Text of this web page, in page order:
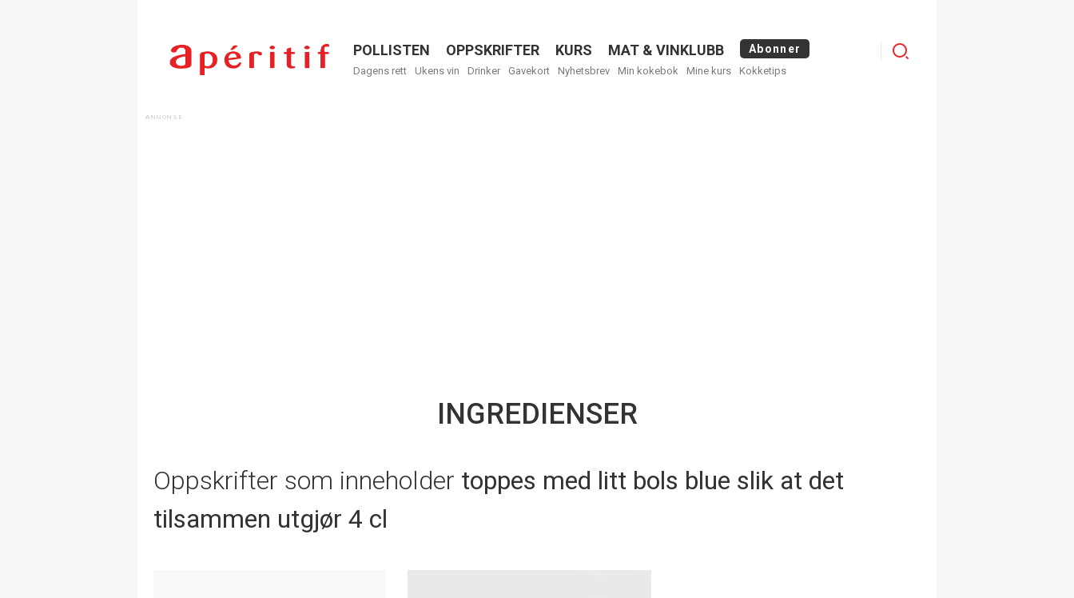
Menu
POLLISTEN OPPSKRIFTER KURS MAT & VINKLUBB Abonner
Dagens rett Ukens vin Drinker Gavekort Nyhetsbrev Min kokebok Mine kurs Kokketips
Logg
INGREDIENSER
Oppskrifter som inneholder toppes med litt bols blue slik at det
tilsammen utgjør 4 cl